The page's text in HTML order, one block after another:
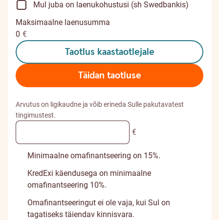
Mul juba on laenukohustusi (sh Swedbankis)
Maksimaalne laenusumma
0 €
Taotlus kaastaotlejale
Täidan taotluse
Arvutus on ligikaudne ja võib erineda Sulle pakutavatest
tingimustest.
€
Minimaalne omafinantseering on 15%.
KredExi käendusega on minimaalne
omafinantseering 10%.
Omafinantseeringut ei ole vaja, kui Sul on
tagatiseks täiendav kinnisvara.